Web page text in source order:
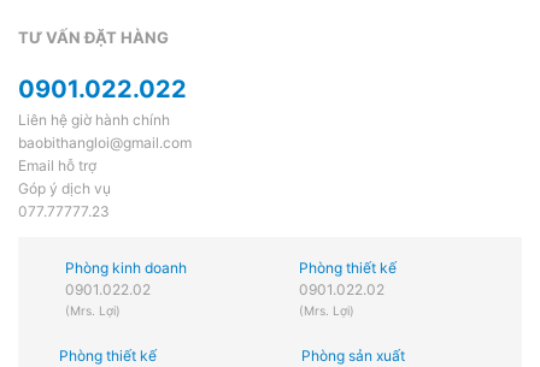
TƯ VẤN ĐẶT HÀNG
0901.022.022
Liên hệ giờ hành chính
baobithangloi@gmail.com
Email hỗ trợ
Góp ý dịch vụ
077.77777.23
Phòng kinh doanh
0901.022.02
(Mrs. Lợi)
Phòng thiết kế
0901.022.02
(Mrs. Lợi)
Phòng thiết kế
Phòng sản xuất